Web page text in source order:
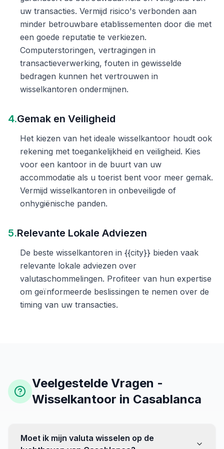
uw transacties. Vermijd risico's verbonden aan
minder betrouwbare etablissementen door die met
een goede reputatie te verkiezen.
Computerstoringen, vertragingen in
transactieverwerking, fouten in gewisselde
bedragen kunnen het vertrouwen in
wisselkantoren ondermijnen.
4.Gemak en Veiligheid
Het kiezen van het ideale wisselkantoor houdt ook
rekening met toegankelijkheid en veiligheid. Kies
voor een kantoor in de buurt van uw
accommodatie als u toerist bent voor meer gemak.
Vermijd wisselkantoren in onbeveiligde of
onhygiënische panden.
5.Relevante Lokale Adviezen
De beste wisselkantoren in {{city}} bieden vaak
relevante lokale adviezen over
valutaschommelingen. Profiteer van hun expertise
om geïnformeerde beslissingen te nemen over de
timing van uw transacties.
Veelgestelde Vragen -
Wisselkantoor in Casablanca
Moet ik mijn valuta wisselen op de